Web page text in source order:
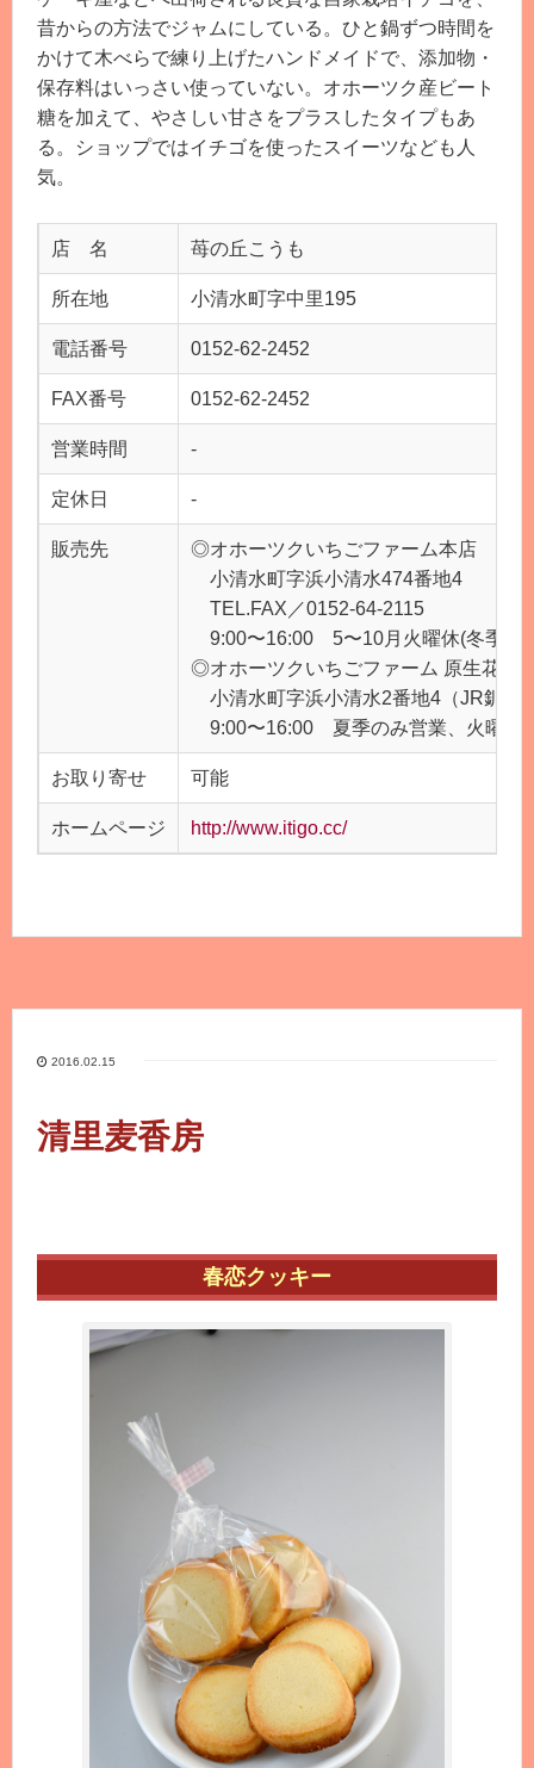
昔からの方法でジャムにしている。ひと鍋ずつ時間を
かけて木べらで練り上げたハンドメイドで、添加物・
保存料はいっさい使っていない。オホーツク産ビート
糖を加えて、やさしい甘さをプラスしたタイプもあ
る。ショップではイチゴを使ったスイーツなども人
気。
店 名 苺の丘こうも
所在地 小清水町字中里195
電話番号 0152-62-2452
FAX番号 0152-62-2452
営業時間 -
定休日 -
販売先
◎オホーツクいちごファーム本店
小清水町字浜小清水474番地4
TEL.FAX／0152-64-2115
9:00〜16:00 5〜10月火曜休(冬季不
◎オホーツクいちごファーム 原生花園
小清水町字浜小清水2番地4（JR釧網
9:00〜16:00 夏季のみ営業、火曜休
お取り寄せ 可能
ホームページ http://www.itigo.cc/
2016.02.15
清里麦香房
春恋クッキー